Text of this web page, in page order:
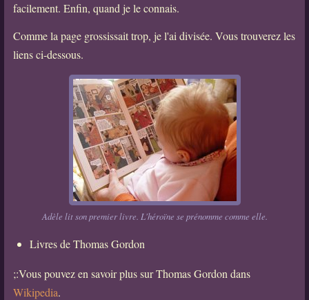
facilement. Enfin, quand je le connais.
Comme la page grossissait trop, je l'ai divisée. Vous trouverez les
liens ci-dessous.
Adèle lit son premier livre. L'héroïne se prénomme comme elle.
Livres de Thomas Gordon
;:Vous pouvez en savoir plus sur Thomas Gordon dans
Wikipedia.